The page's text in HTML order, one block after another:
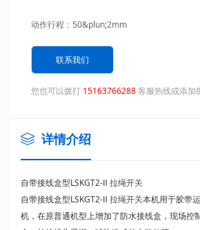
动作行程：50&plun;2mm
工作温度：-20℃~+70℃
工作湿度：93&plun;2
响应时间：<2mS
防护等级：IP66
产品重量：1.4Kg
联系我们
您也可以拨打 15163766288客服热线或添加
详情介绍
自带接线盒型LSKGT2-Ⅱ 拉绳开关
自带接线盒型LSKGT2-Ⅱ 拉绳开关本机用于胶带
机，在原普通机型上增加了防水接线盒，现场控